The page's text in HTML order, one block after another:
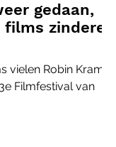
gedaan,
zinderen
vielen Robin Kramer
Filmfestival van